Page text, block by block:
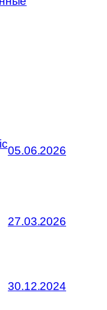
05.06.2026
27.03.2026
30.12.2024